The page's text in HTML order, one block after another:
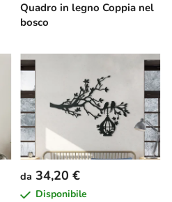
Quadro in legno Coppia nel
bosco
da 34,20 €
Disponibile